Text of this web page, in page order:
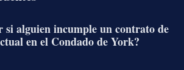
si alguien incumple un contrato de
en el Condado de York?